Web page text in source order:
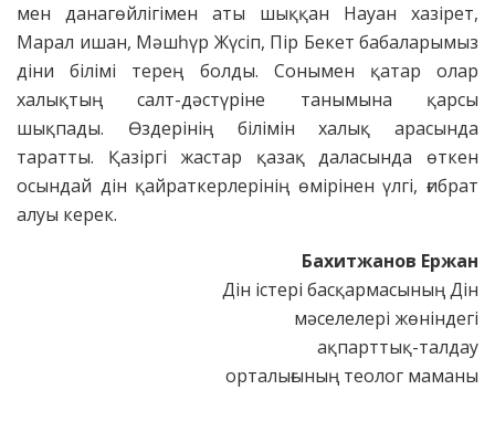
мен данагөйлігімен аты шыққан Науан хазірет,
Марал ишан, Мәшһүр Жүсіп, Пір Бекет бабаларымыз
діни білімі терең болды. Сонымен қатар олар
халықтың салт-дәстүріне танымына қарсы
шықпады. Өздерінің білімін халық арасында
таратты. Қазіргі жастар қазақ даласында өткен
осындай дін қайраткерлерінің өмірінен үлгі, ғибрат
алуы керек.
Бахитжанов Ержан
Дін істері басқармасының Дін
мәселелері жөніндегі
ақпарттық-талдау
орталығының теолог маманы